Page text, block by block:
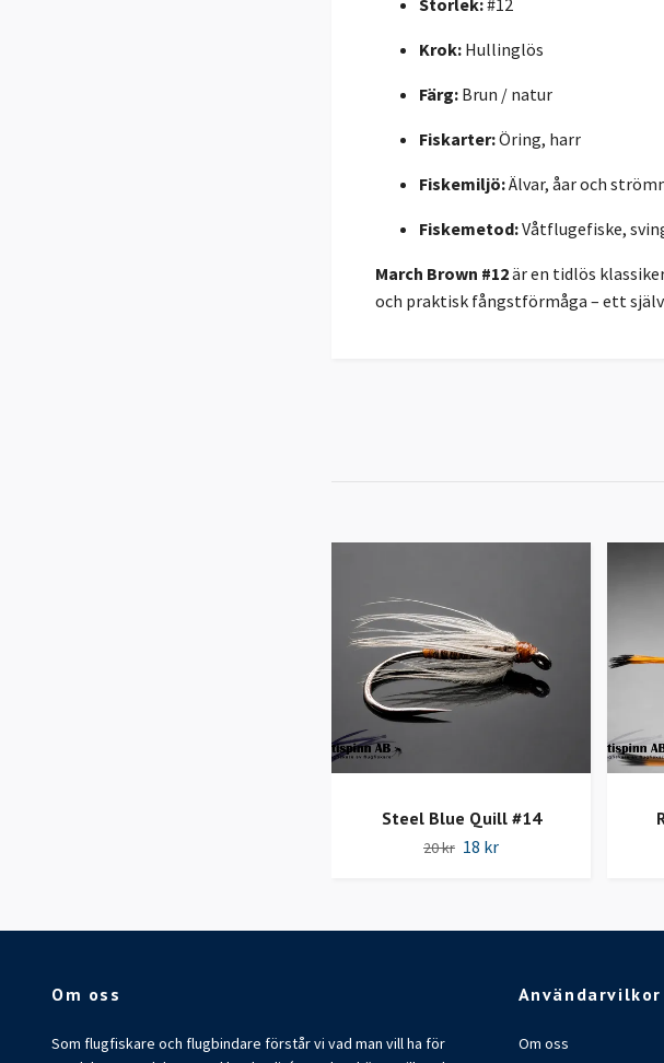
Storlek:#12
Krok: Hullinglös
Färg: Brun / natur
Fiskarter:Öring, harr
Fiskemiljö:Älvar, åar och
Fiskemetod:Våtflugefiske,
March Brown #12är en tidlös
och praktisk fångstförmåga – ett
Steel Blue Quill #14
20 kr 18 kr
Om oss
Som flugfiskare och flugbindare förstår vi vad man vill ha för
Användarvilkor
Om oss